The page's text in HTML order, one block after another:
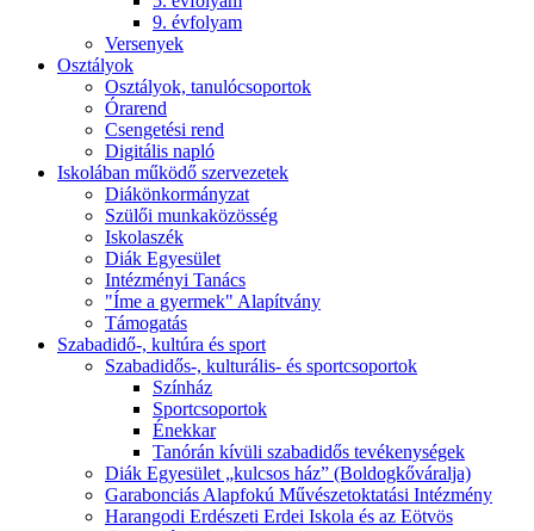
9. évfolyam
Versenyek
Osztályok
Osztályok, tanulócsoportok
Órarend
Csengetési rend
Digitális napló
Iskolában működő szervezetek
Diákönkormányzat
Szülői munkaközösség
Iskolaszék
Diák Egyesület
Intézményi Tanács
"Íme a gyermek" Alapítvány
Támogatás
Szabadidő-, kultúra és sport
Szabadidős-, kulturális- és sportcsoportok
Színház
Sportcsoportok
Énekkar
Tanórán kívüli szabadidős tevékenységek
Diák Egyesület „kulcsos ház” (Boldogkőváralja)
Garabonciás Alapfokú Művészetoktatási Intézmény
Harangodi Erdészeti Erdei Iskola és az Eötvös